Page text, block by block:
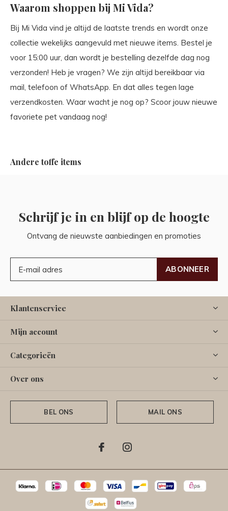
Waarom shoppen bij Mi Vida?
Bij Mi Vida vind je altijd de laatste trends en wordt onze
collectie wekelijks aangevuld met nieuwe items. Bestel je
voor 15:00 uur, dan wordt je bestelling dezelfde dag nog
verzonden! Heb je vragen? We zijn altijd bereikbaar via
mail, telefoon of WhatsApp. En dat alles tegen lage
verzendkosten. Waar wacht je nog op? Scoor jouw nieuwe
favoriete pet vandaag nog!
Andere toffe items
Schrijf je in en blijf op de hoogte
Ontvang de nieuwste aanbiedingen en promoties
ABONNEER
Klantenservice
Mijn account
Categorieën
Over ons
BEL ONS MAIL ONS